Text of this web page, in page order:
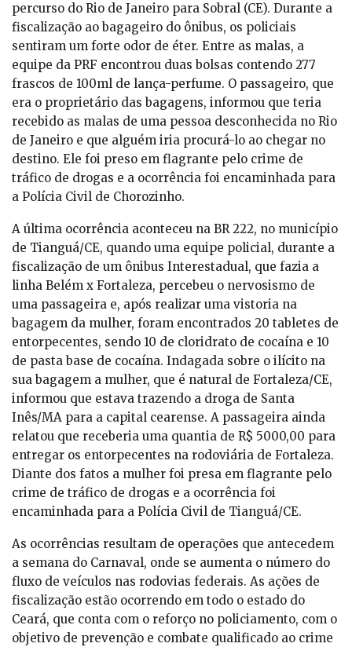
percurso do Rio de Janeiro para Sobral (CE). Durante a
fiscalização ao bagageiro do ônibus, os policiais
sentiram um forte odor de éter. Entre as malas, a
equipe da PRF encontrou duas bolsas contendo 277
frascos de 100ml de lança-perfume. O passageiro, que
era o proprietário das bagagens, informou que teria
recebido as malas de uma pessoa desconhecida no Rio
de Janeiro e que alguém iria procurá-lo ao chegar no
destino. Ele foi preso em flagrante pelo crime de
tráfico de drogas e a ocorrência foi encaminhada para
a Polícia Civil de Chorozinho.
A última ocorrência aconteceu na BR 222, no município
de Tianguá/CE, quando uma equipe policial, durante a
fiscalização de um ônibus Interestadual, que fazia a
linha Belém x Fortaleza, percebeu o nervosismo de
uma passageira e, após realizar uma vistoria na
bagagem da mulher, foram encontrados 20 tabletes de
entorpecentes, sendo 10 de cloridrato de cocaína e 10
de pasta base de cocaína. Indagada sobre o ilícito na
sua bagagem a mulher, que é natural de Fortaleza/CE,
informou que estava trazendo a droga de Santa
Inês/MA para a capital cearense. A passageira ainda
relatou que receberia uma quantia de R$ 5000,00 para
entregar os entorpecentes na rodoviária de Fortaleza.
Diante dos fatos a mulher foi presa em flagrante pelo
crime de tráfico de drogas e a ocorrência foi
encaminhada para a Polícia Civil de Tianguá/CE.
As ocorrências resultam de operações que antecedem
a semana do Carnaval, onde se aumenta o número do
fluxo de veículos nas rodovias federais. As ações de
fiscalização estão ocorrendo em todo o estado do
Ceará, que conta com o reforço no policiamento, com o
objetivo de prevenção e combate qualificado ao crime